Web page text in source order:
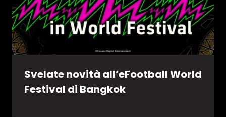
Svelate novità all’eFootball World
Festival di Bangkok